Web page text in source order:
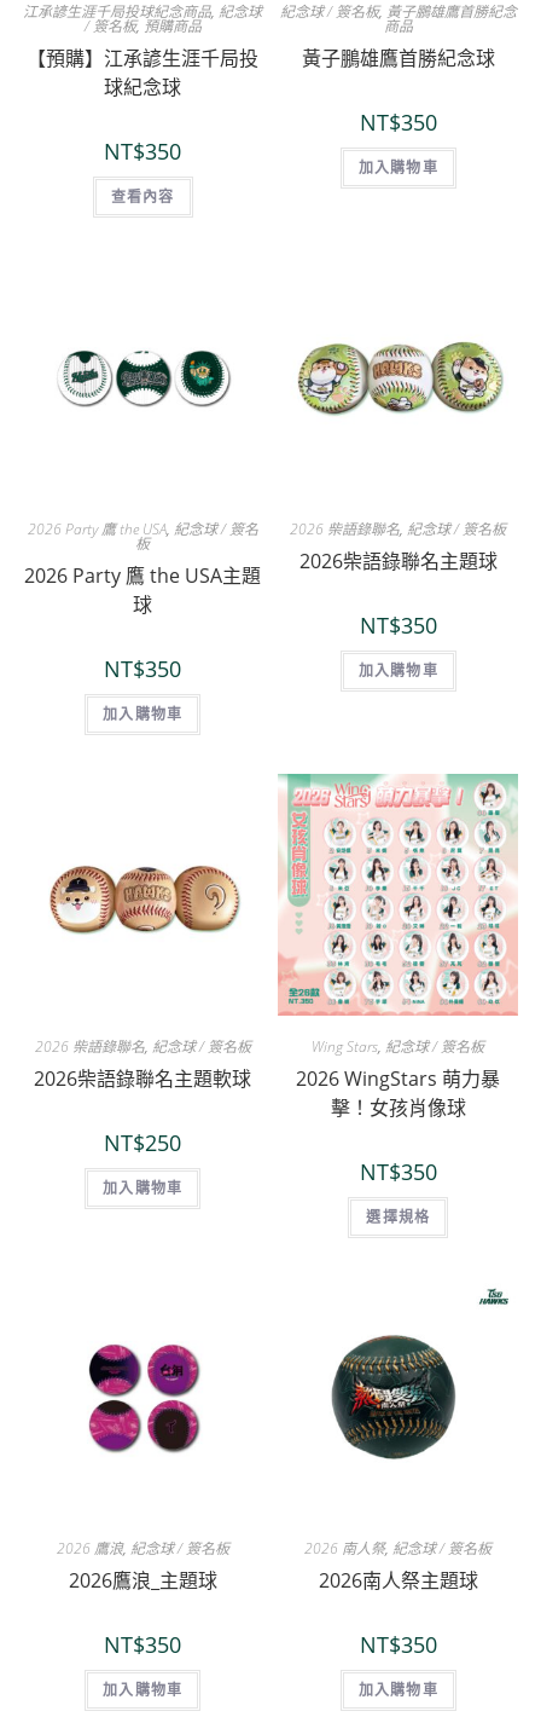
江承諺生涯千局投球紀念商品, 紀念球
/ 簽名板, 預購商品
【預購】江承諺生涯千局投
球紀念球
NT$350
查看內容
紀念球 / 簽名板, 黃子鵬雄鷹首勝紀念
商品
黃子鵬雄鷹首勝紀念球
NT$350
加入購物車
2026 Party 鷹 the USA, 紀念球 / 簽名
板
2026 Party 鷹 the USA主題
球
NT$350
加入購物車
2026 柴語錄聯名, 紀念球 / 簽名板
2026柴語錄聯名主題球
NT$350
加入購物車
2026 柴語錄聯名, 紀念球 / 簽名板
2026柴語錄聯名主題軟球
NT$250
加入購物車
Wing Stars, 紀念球 / 簽名板
2026 WingStars 萌力暴
擊！女孩肖像球
NT$350
選擇規格
2026 鷹浪, 紀念球 / 簽名板
2026鷹浪_主題球
NT$350
加入購物車
2026 南人祭, 紀念球 / 簽名板
2026南人祭主題球
NT$350
加入購物車